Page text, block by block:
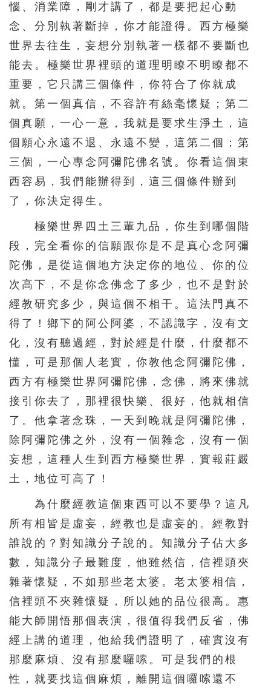
惱、消業障，剛才講了，都是要把起心動
念、分別執著斷掉，你才能證得。西方極樂
世界去往生，妄想分別執著一樣都不要斷也
能去。極樂世界裡頭的道理明瞭不明瞭都不
重要，它只講三個條件，你符合了你就成
就。第一個真信，不容許有絲毫懷疑；第二
個真願，一心一意，我就是要求生淨土，這
個願心永遠不退、永遠不變，這第二個；第
三個，一心專念阿彌陀佛名號。你看這個東
西容易，我們能辦得到，這三個條件辦到
了，你決定得生。
極樂世界四土三輩九品，你生到哪個階
段，完全看你的信願跟你是不是真心念阿彌
陀佛，是從這個地方決定你的地位、你的位
次高下，不是你念佛念了多少，也不是對於
經教研究多少，與這個不相干。這法門真不
得了！鄉下的阿公阿婆，不認識字，沒有文
化，沒有聽過經，對於經是什麼，什麼都不
懂，可是那個人老實，你教他念阿彌陀佛，
西方有極樂世界阿彌陀佛，念佛，將來佛就
接引你去了，那裡很快樂、很好，他就相信
了。他拿著念珠，一天到晚就是阿彌陀佛，
除阿彌陀佛之外，沒有一個雜念，沒有一個
妄想，這種人生到西方極樂世界，實報莊嚴
土，地位可高了！
為什麼經教這個東西可以不要學？這凡
所有相皆是虛妄，經教也是虛妄的。經教對
誰說的？對知識分子說的。知識分子佔大多
數，知識分子最難度，他雖然信，信裡頭夾
雜著懷疑，不如那些老太婆。老太婆相信，
信裡頭不夾雜懷疑，所以她的品位很高。惠
能大師開悟那個表演，很值得我們反省，佛
經上講的道理，他給我們證明了，確實沒有
那麼麻煩、沒有那麼囉嗦。可是我們的根
性，就要找這個麻煩，離開這個囉嗦還不